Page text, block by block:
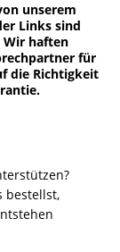
unserem
Links sind
haften
für
die Richtigkeit
bestellst,